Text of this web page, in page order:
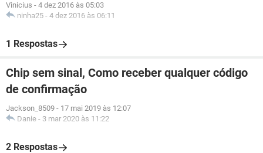
Vinicius - 4 dez 2016 às 05:03
ninha25 - 4 dez 2016 às 06:11
1 Respostas
Chip sem sinal, Como receber qualquer código
de confirmação
Jackson_8509 - 17 mai 2019 às 12:07
Danie - 3 mar 2020 às 11:22
2 Respostas